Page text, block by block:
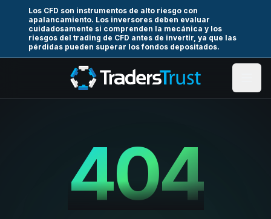
Los CFD son instrumentos de alto riesgo con
apalancamiento. Los inversores deben evaluar
cuidadosamente si comprenden la mecánica y los
riesgos del trading de CFD antes de invertir, ya que las
pérdidas pueden superar los fondos depositados.
404